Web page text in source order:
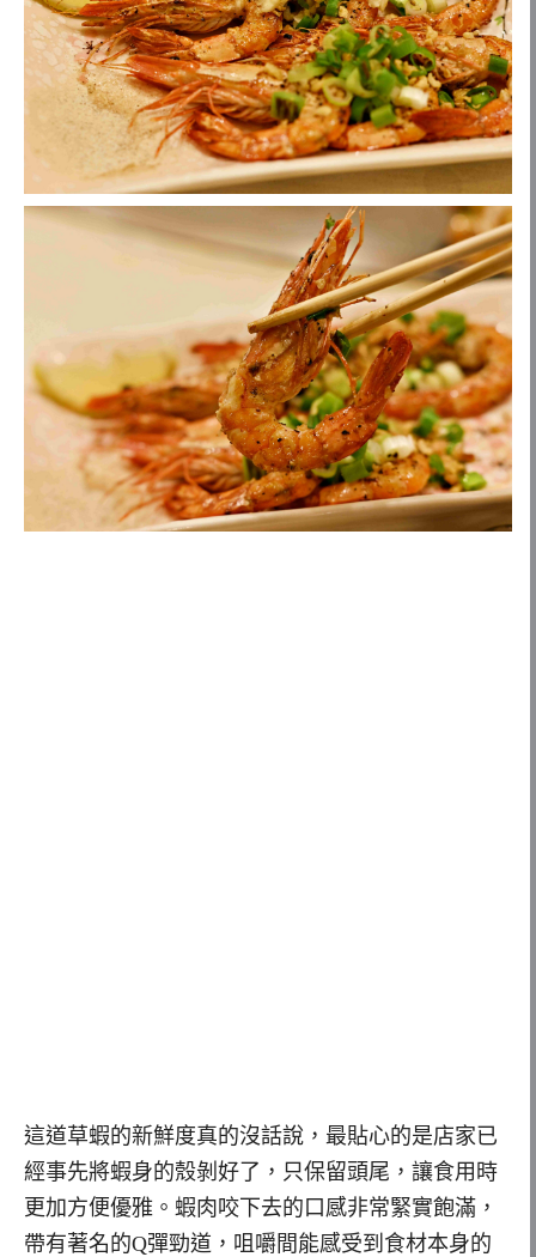
這道草蝦的新鮮度真的沒話說，最貼心的是店家已
經事先將蝦身的殼剝好了，只保留頭尾，讓食用時
更加方便優雅。蝦肉咬下去的口感非常緊實飽滿，
帶有著名的Q彈勁道，咀嚼間能感受到食材本身的